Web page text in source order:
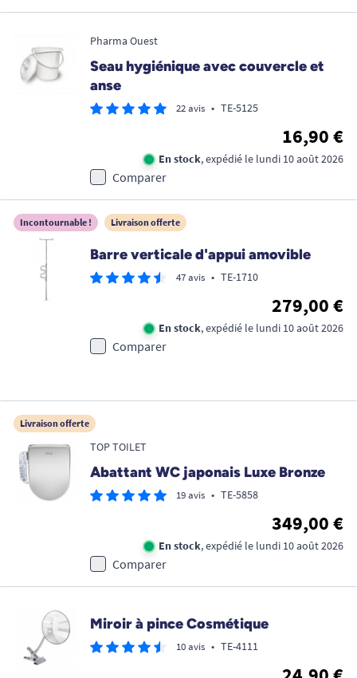
Pharma Ouest
Seau hygiénique avec couvercle et
anse
22 avis • TE-5125
16,90 €
En stock, expédié le lundi 10 août 2026
Comparer
Incontournable ! Livraison offerte
Barre verticale d'appui amovible
47 avis • TE-1710
279,00 €
En stock, expédié le lundi 10 août 2026
Comparer
Livraison offerte
TOP TOILET
Abattant WC japonais Luxe Bronze
19 avis • TE-5858
349,00 €
En stock, expédié le lundi 10 août 2026
Comparer
Miroir à pince Cosmétique
10 avis • TE-4111